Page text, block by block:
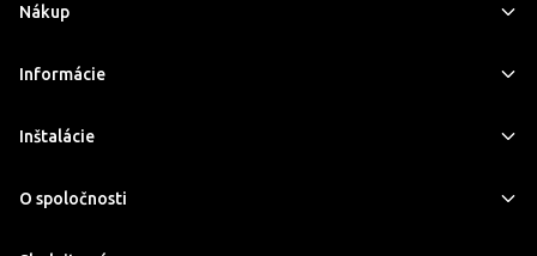
Nákup
Informácie
Inštalácie
O spoločnosti